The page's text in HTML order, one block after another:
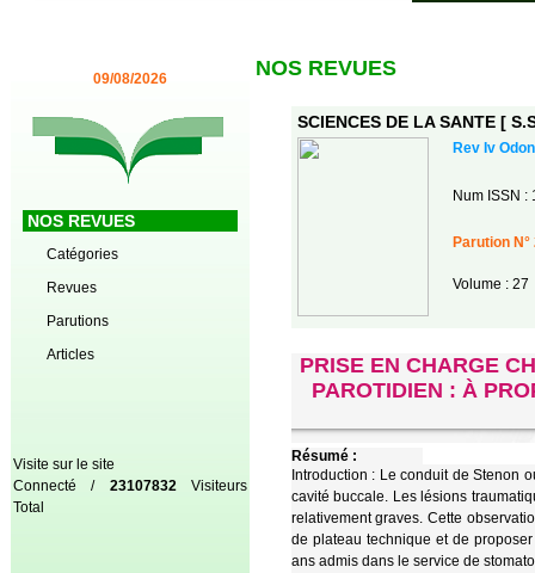
09/08/2026
NOS REVUES
Catégories
Revues
Parutions
Articles
Visite sur le site
Connecté / 23107832Visiteurs
Total
NOS REVUES
SCIENCES DE LA SANTE [
Rev Iv
Num ISSN :
Parution N°
Volume : 27
PRISE EN CHARGE
PAROTIDIEN : À
Résumé :
Introduction : Le conduit de Stenon
cavité buccale. Les lésions
relativement graves. Cette
de plateau technique et de
ans admis dans le service de